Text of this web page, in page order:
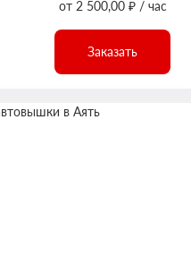
от 2 500,00 ₽ / час
Заказать